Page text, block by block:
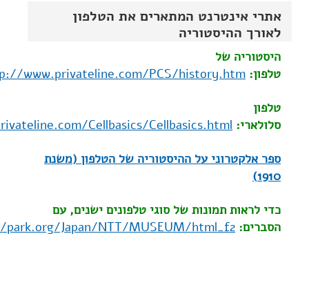
אתרי אינטרנט המתארים את הטלפון
לאורך ההיסטוריה
היסטוריה של
טלפון: www.privateline.com/PCS/history.htm
טלפון
סלולארי: Cellbasics/Cellbasics.html
ספר אלקטרוני על ההיסטוריה של הטלפון (משנת
1910)
כדי לראות תמונות של סוגי טלפונים ישנים, עם
הסברים: Japan/NTT/MUSEUM/html_f2/